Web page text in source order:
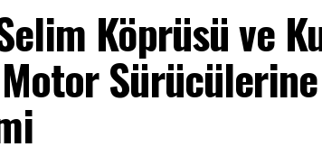
Köprüsü ve